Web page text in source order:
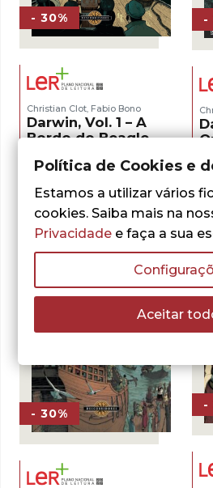
- 30%
Christian Clot Fabio Bono
Darwin, Vol. 1 – A
Bordo do Beagle
16,50 € O
original
era:
16,50 €.
11,55€O
atual
é:
11,55 €.
-
- 30%
-
Política de Cookies e
Estamos a utilizar vários
cookies. Saiba mais na
Privacidade e faça a sua
Aceitar